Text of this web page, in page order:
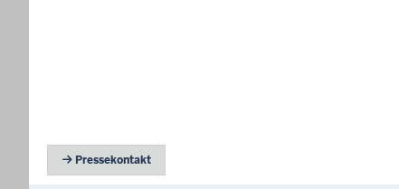
Pressekontakt